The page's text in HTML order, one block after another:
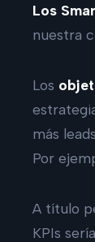
Los
nuestra
Los
más
Por
A título
KPIs